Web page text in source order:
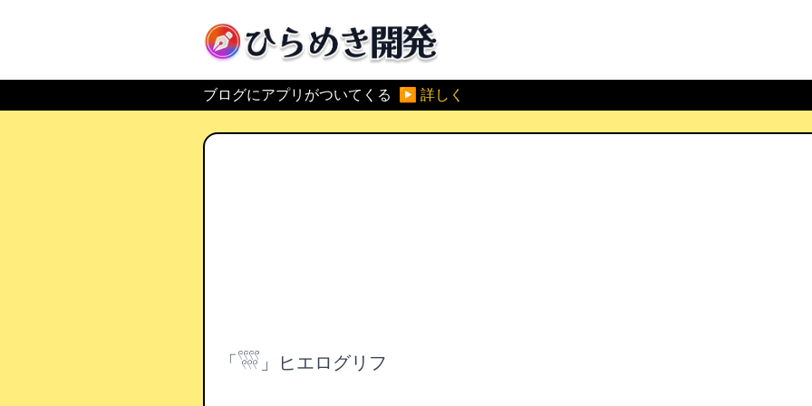
ひらめき開発
ブログにアプリがついてくる ▶ 詳しく
「𓍨」ヒエログリフ